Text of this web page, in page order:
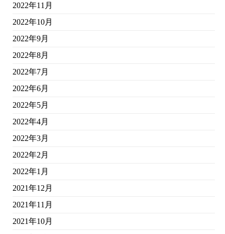
2022年11月
2022年10月
2022年9月
2022年8月
2022年7月
2022年6月
2022年5月
2022年4月
2022年3月
2022年2月
2022年1月
2021年12月
2021年11月
2021年10月